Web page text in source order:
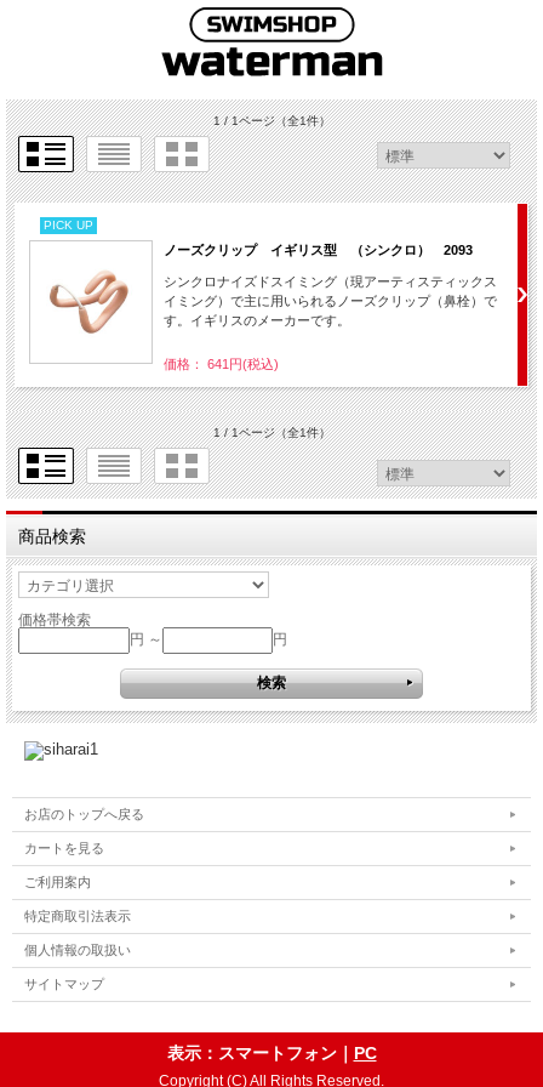
1 / 1ページ（全1件）
PICK UP
ノーズクリップ イギリス型 （シンクロ） 2093
シンクロナイズドスイミング（現アーティスティックス
イミング）で主に用いられるノーズクリップ（鼻栓）で
す。イギリスのメーカーです。
価格： 641円(税込)
1 / 1ページ（全1件）
商品検索
価格帯検索
円 ～
円
お店のトップへ戻る
カートを見る
ご利用案内
特定商取引法表示
個人情報の取扱い
サイトマップ
表示：スマートフォン｜ PC
Copyright (C) All Rights Reserved.